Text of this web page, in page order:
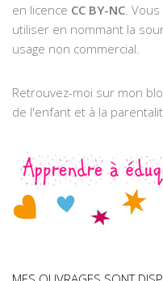
en licence CC BY-NC .
utiliser en nommant la
usage non commercial.
Retrouvez-moi sur mon
de l'enfant et à la